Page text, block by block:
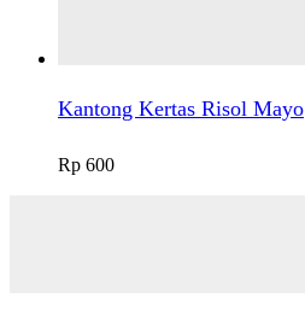
Kantong Kertas Risol Mayo
Rp 600